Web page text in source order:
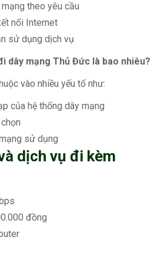
theo yêu cầu
nối Internet
sử dụng dịch vụ
dây mạng Thủ Đức là bao nhiêu?
vào nhiều yếu tố như:
của hệ thống dây mạng
sử dụng
dịch vụ đi kèm
đồng